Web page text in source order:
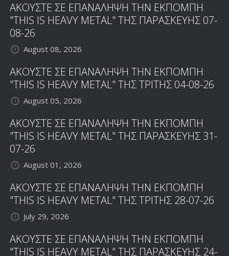
ΑΚΟΥΣΤΕ ΣΕ ΕΠΑΝΑΛΗΨΗ ΤΗΝ ΕΚΠΟΜΠΗ
"THIS IS HEAVY METAL" ΤΗΣ ΠΑΡΑΣΚΕΥΗΣ 07-
08-26
August 08, 2026
ΑΚΟΥΣΤΕ ΣΕ ΕΠΑΝΑΛΗΨΗ ΤΗΝ ΕΚΠΟΜΠΗ
"THIS IS HEAVY METAL" ΤΗΣ ΤΡΙΤΗΣ 04-08-26
August 05, 2026
ΑΚΟΥΣΤΕ ΣΕ ΕΠΑΝΑΛΗΨΗ ΤΗΝ ΕΚΠΟΜΠΗ
"THIS IS HEAVY METAL" ΤΗΣ ΠΑΡΑΣΚΕΥΗΣ 31-
07-26
August 01, 2026
ΑΚΟΥΣΤΕ ΣΕ ΕΠΑΝΑΛΗΨΗ ΤΗΝ ΕΚΠΟΜΠΗ
"THIS IS HEAVY METAL" ΤΗΣ ΤΡΙΤΗΣ 28-07-26
July 29, 2026
ΑΚΟΥΣΤΕ ΣΕ ΕΠΑΝΑΛΗΨΗ ΤΗΝ ΕΚΠΟΜΠΗ
"THIS IS HEAVY METAL" ΤΗΣ ΠΑΡΑΣΚΕΥΗΣ 24-